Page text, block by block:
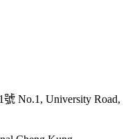
No.1, University Road,